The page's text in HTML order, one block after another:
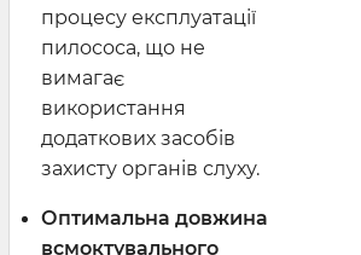
процесу експлуатації
пилососа, що не
вимагає
використання
додаткових засобів
захисту органів слуху.
Оптимальна довжина
всмоктувального